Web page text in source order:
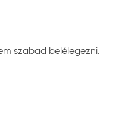
szabad belélegezni.